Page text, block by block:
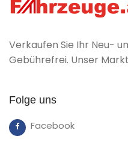
Verkaufen Sie Ihr Neu-
Gebührefrei. Unser
Folge uns
Facebook